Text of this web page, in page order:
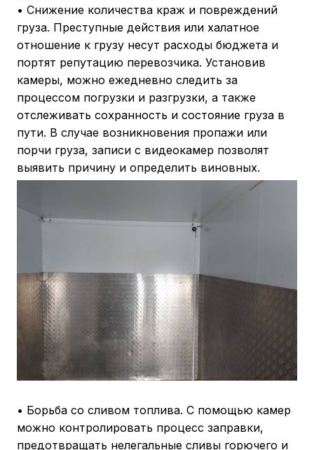
• Снижение количества краж и повреждений
груза. Преступные действия или халатное
отношение к грузу несут расходы бюджета и
портят репутацию перевозчика. Установив
камеры, можно ежедневно следить за
процессом погрузки и разгрузки, а также
отслеживать сохранность и состояние груза в
пути. В случае возникновения пропажи или
порчи груза, записи с видеокамер позволят
выявить причину и определить виновных.
• Борьба со сливом топлива. С помощью камер
можно контролировать процесс заправки,
предотвращать нелегальные сливы горючего и